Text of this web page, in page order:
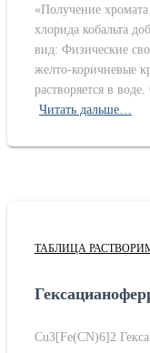
«Получение
хлорида кобальта
вид: Физические
желто-коричневые
растворяется в
Читать дальше…
ТАБЛИЦА
Cu3[Fe(CN)6]2